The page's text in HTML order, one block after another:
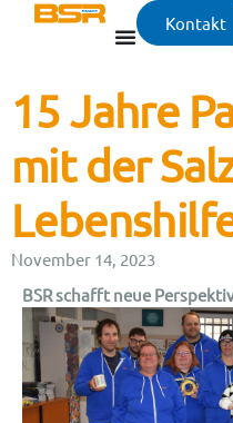
Kontakt
15 Jahre
mit der
November 14, 2023
BSR schafft neue